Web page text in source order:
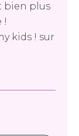
bien plus
!
kids ! sur